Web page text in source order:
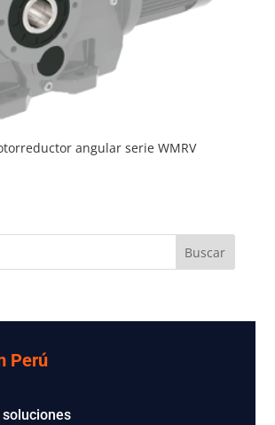
angular serie WMRV
Perú
soluciones